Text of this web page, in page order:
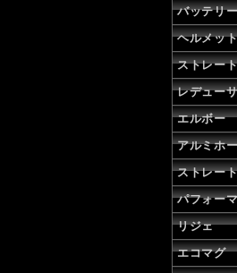
バッテリ
ヘルメッ
ストレー
レデュー
エルボー
アルミホ
ストレー
パフォー
リジェ
エコマグ